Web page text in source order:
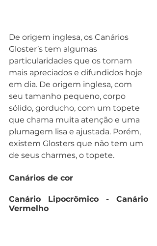
De origem inglesa, os Canários
Gloster’s tem algumas
particularidades que os tornam
mais apreciados e difundidos hoje
em dia. De origem inglesa, com
seu tamanho pequeno, corpo
sólido, gorducho, com um topete
que chama muita atenção e uma
plumagem lisa e ajustada. Porém,
existem Glosters que não tem um
de seus charmes, o topete.
Canários de cor
Canário Lipocrômico - Canário
Vermelho